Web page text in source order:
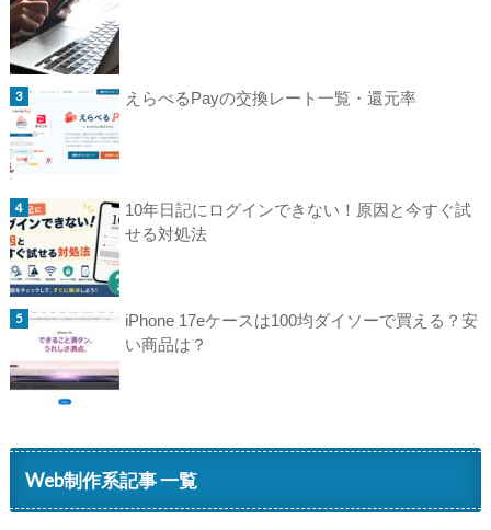
えらべるPayの交換レート一覧・還元率
10年日記にログインできない！原因と今すぐ試
せる対処法
iPhone 17eケースは100均ダイソーで買える？安
い商品は？
Web制作系記事 一覧